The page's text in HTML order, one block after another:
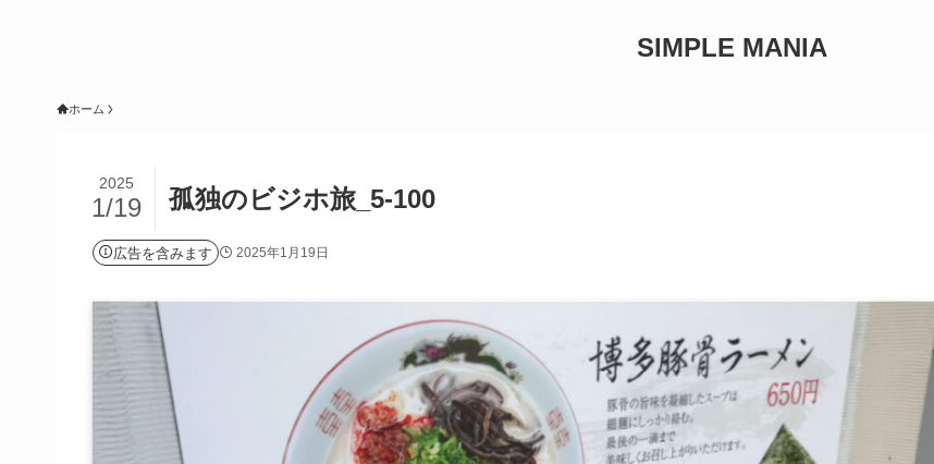
SIMPLE MANIA
ホーム
孤独のビジホ旅_5-100
2025
1/19
広告を含みます 2025年1月19日